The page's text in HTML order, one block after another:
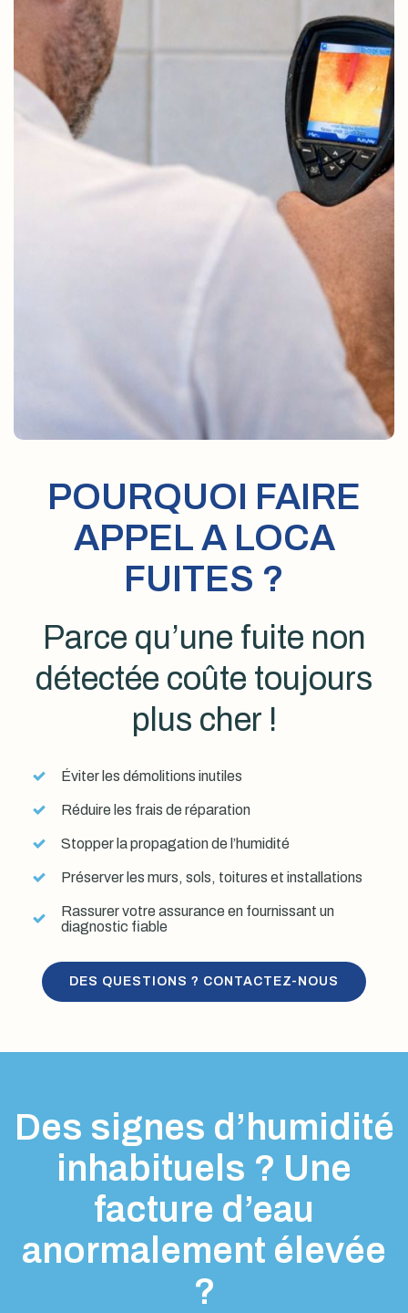
POURQUOI FAIRE
APPEL A LOCA
FUITES ?
Parce qu’une fuite non
détectée coûte toujours
plus cher !
Éviter les démolitions inutiles
Réduire les frais de réparation
Stopper la propagation de l’humidité
Préserver les murs, sols, toitures et installations
Rassurer votre assurance en fournissant un
diagnostic fiable
DES QUESTIONS ? CONTACTEZ-NOUS
Des signes d’humidité
inhabituels ? Une
facture d’eau
anormalement élevée
?